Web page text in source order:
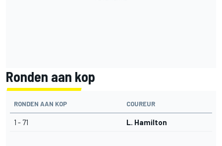
Ronden aan kop
RONDEN AAN KOP COUREUR
1 - 71 L. Hamilton